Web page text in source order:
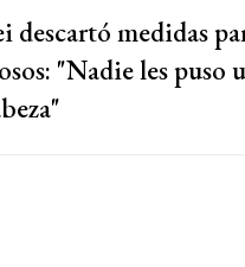
descartó medidas
"Nadie les puso